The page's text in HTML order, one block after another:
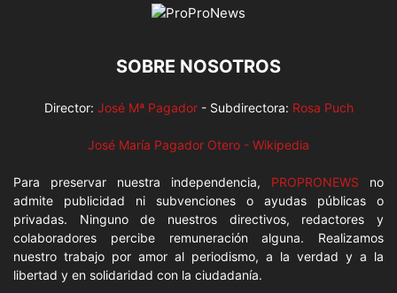
SOBRE NOSOTROS
Director: José Mª Pagador- Subdirectora: Rosa Puch
José María Pagador Otero - Wikipedia
Para preservar nuestra independencia, PROPRONEWS no
admite publicidad ni subvenciones o ayudas públicas o
privadas. Ninguno de nuestros directivos, redactores y
colaboradores percibe remuneración alguna. Realizamos
nuestro trabajo por amor al periodismo, a la verdad y a la
libertad y en solidaridad con la ciudadanía.